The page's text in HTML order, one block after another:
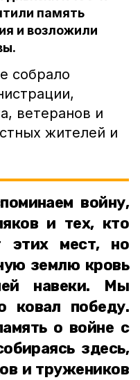
память
и возложили
собрало
ветеранов и
жителей и
войну,
и тех, кто
этих мест, но
землю кровь
навеки. Мы
ковал победу.
о войне с
здесь,
и тружеников